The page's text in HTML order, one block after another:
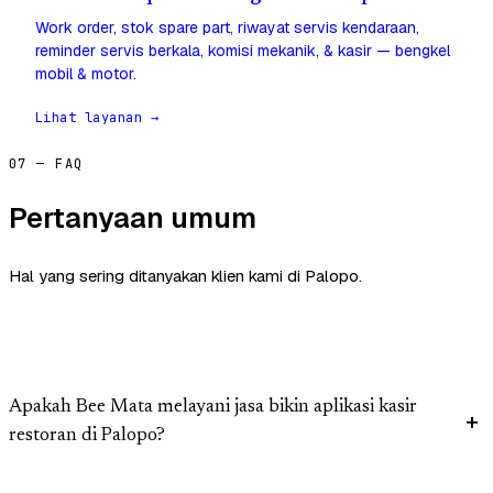
Work order, stok spare part, riwayat servis kendaraan,
reminder servis berkala, komisi mekanik, & kasir — bengkel
mobil & motor.
Lihat layanan →
07 — FAQ
Pertanyaan umum
Hal yang sering ditanyakan klien kami di Palopo.
Apakah Bee Mata melayani jasa bikin aplikasi kasir
restoran di Palopo?